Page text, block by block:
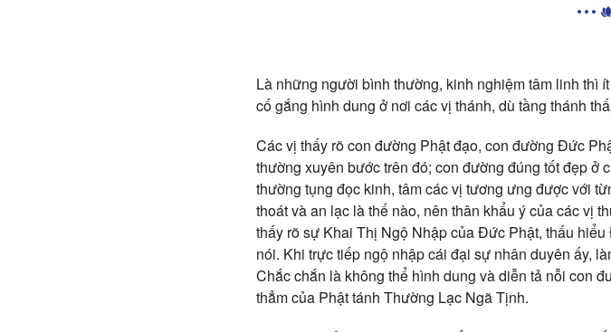
Là những người bình thường, kinh nghiệm tâm linh thì
cố gắng hình dung ở nơi các vị thánh, dù tầng thánh
Các vị thấy rõ con đường Phật đạo, con đường Đức
thường xuyên bước trên đó; con đường đúng tốt đẹp ở
thường tụng đọc kinh, tâm các vị tương ưng được với
thoát và an lạc là thế nào, nên thân khẩu ý của các vị
thấy rõ sự Khai Thị Ngộ Nhập của Đức Phật, thấu
nói. Khi trực tiếp ngộ nhập cái đại sự nhân duyên ấy,
Chắc chắn là không thể hình dung và diễn tả nỗi con
thẳm của Phật tánh Thường Lạc Ngã Tịnh.